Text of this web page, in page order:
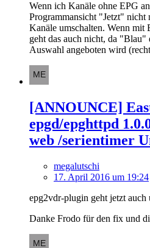
Wenn ich Kanäle ohne EPG
Programmansicht "Jetzt"
Kanäle umschalten. Wenn mit
geht das auch nicht, da "Blau"
Auswahl angeboten wird
[ANNOUNCE]
epgd/epghttpd
web /serientimer
megalutschi
17. April 2016 um 19:24
epg2vdr-plugin geht jetzt auch
Danke Frodo für den fix und